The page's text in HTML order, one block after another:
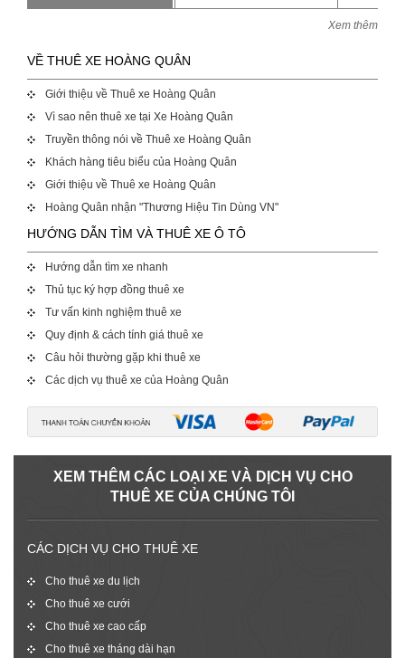
Xem thêm
VỀ THUÊ XE HOÀNG QUÂN
Giới thiệu về Thuê xe Hoàng Quân
Vì sao nên thuê xe tại Xe Hoàng Quân
Truyền thông nói về Thuê xe Hoàng Quân
Khách hàng tiêu biểu của Hoàng Quân
Giới thiệu về Thuê xe Hoàng Quân
Hoàng Quân nhận "Thương Hiệu Tin Dùng VN"
HƯỚNG DẪN TÌM VÀ THUÊ XE Ô TÔ
Hướng dẫn tìm xe nhanh
Thủ tục ký hợp đồng thuê xe
Tư vấn kinh nghiệm thuê xe
Quy định & cách tính giá thuê xe
Câu hỏi thường gặp khi thuê xe
Các dịch vụ thuê xe của Hoàng Quân
XEM THÊM CÁC LOẠI XE VÀ DỊCH VỤ CHO
THUÊ XE CỦA CHÚNG TÔI
CÁC DỊCH VỤ CHO THUÊ XE
Cho thuê xe du lịch
Cho thuê xe cưới
Cho thuê xe cao cấp
Cho thuê xe tháng dài hạn